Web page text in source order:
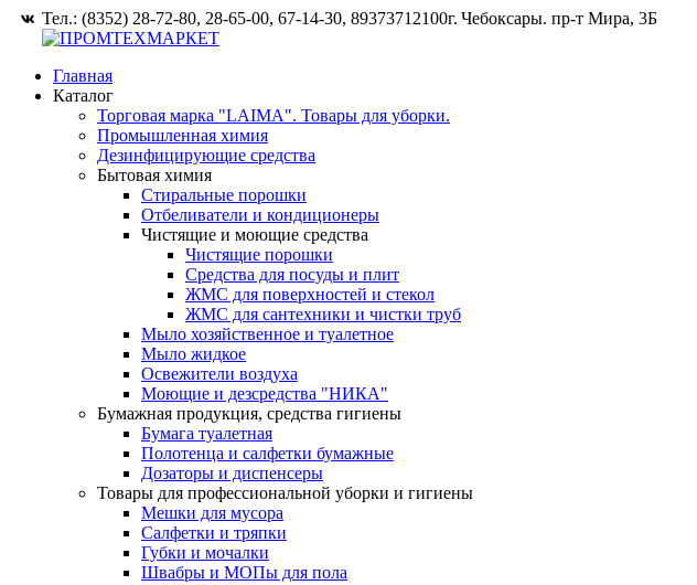
Тел.: (8352) 28-72-80, 28-65-00, 67-14-30, 89373712100г. Чебоксары. пр-т Мира, 3Б
Главная
Каталог
Торговая марка "LAIMA". Товары для уборки.
Промышленная химия
Дезинфицирующие средства
Бытовая химия
Стиральные порошки
Отбеливатели и кондиционеры
Чистящие и моющие средства
Чистящие порошки
Средства для посуды и плит
ЖМС для поверхностей и стекол
ЖМС для сантехники и чистки труб
Мыло хозяйственное и туалетное
Мыло жидкое
Освежители воздуха
Моющие и дезсредства "НИКА"
Бумажная продукция, средства гигиены
Бумага туалетная
Полотенца и салфетки бумажные
Дозаторы и диспенсеры
Товары для профессиональной уборки и гигиены
Мешки для мусора
Салфетки и тряпки
Губки и мочалки
Швабры и МОПы для пола